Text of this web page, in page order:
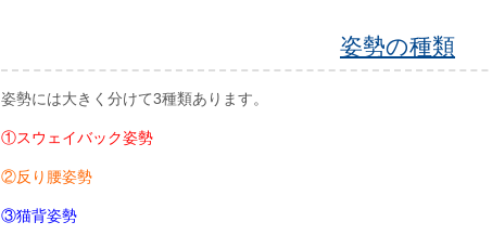
姿勢の種類
姿勢には大きく分けて3種類あります。
①スウェイバック姿勢
②反り腰姿勢
③猫背姿勢